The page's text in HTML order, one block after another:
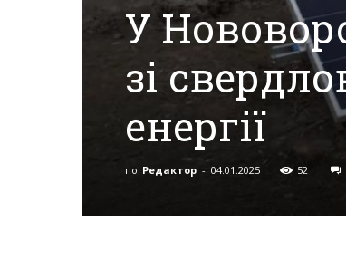
У
зі
енергії
по Редактор - 04.01.2025 52